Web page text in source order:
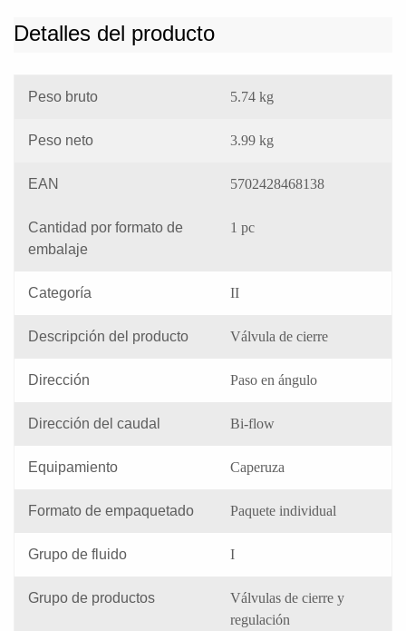
Detalles del producto
Peso bruto 5.74 kg
Peso neto 3.99 kg
EAN 5702428468138
Cantidad por formato de
embalaje
1 pc
Categoría II
Descripción del producto Válvula de cierre
Dirección Paso en ángulo
Dirección del caudal Bi-flow
Equipamiento Caperuza
Formato de empaquetado Paquete individual
Grupo de fluido I
Grupo de productos
Válvulas de cierre y
regulación